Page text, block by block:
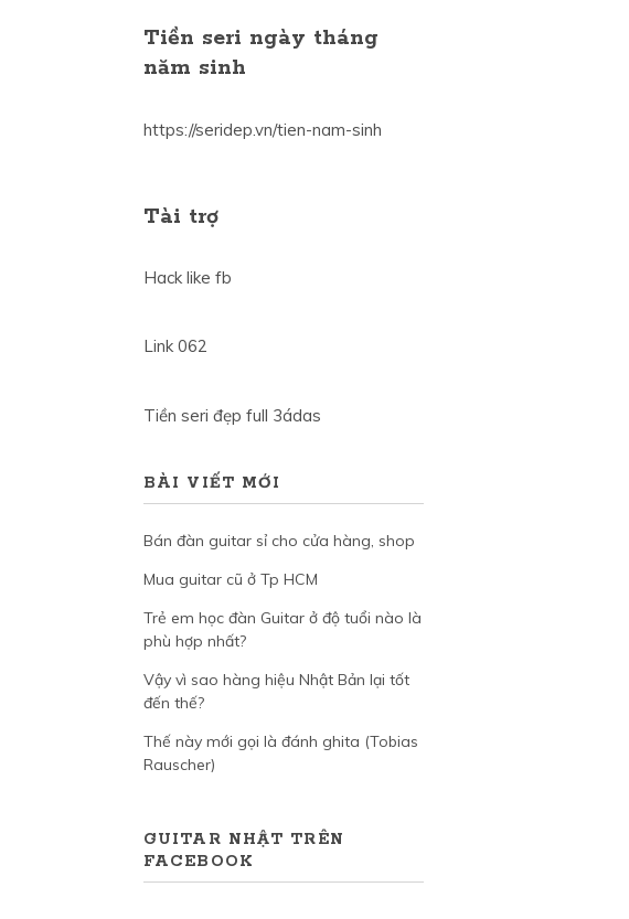
Tiền seri ngày tháng
năm sinh
https://seridep.vn/tien-nam-sinh
Tài trợ
Hack like fb
Link 062
Tiền seri đẹp full 3ádas
BÀI VIẾT MỚI
Bán đàn guitar sỉ cho cửa hàng, shop
Mua guitar cũ ở Tp HCM
Trẻ em học đàn Guitar ở độ tuổi nào là
phù hợp nhất?
Vậy vì sao hàng hiệu Nhật Bản lại tốt
đến thế?
Thế này mới gọi là đánh ghita (Tobias
Rauscher)
GUITAR NHẬT TRÊN
FACEBOOK